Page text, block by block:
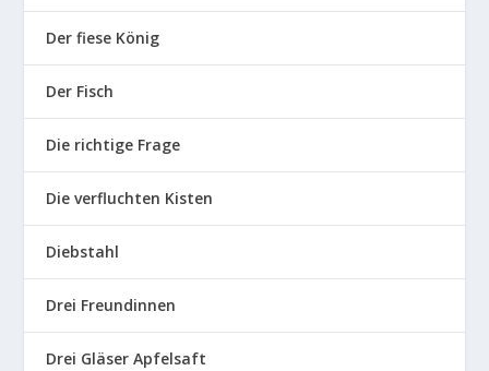
Der fiese König
Der Fisch
Die richtige Frage
Die verfluchten Kisten
Diebstahl
Drei Freundinnen
Drei Gläser Apfelsaft